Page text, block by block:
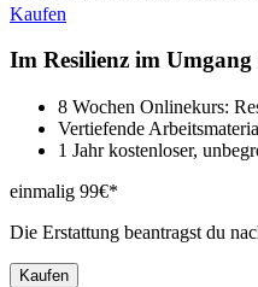
Kaufen
Im Resilienz im
8 Wochen Onlinekurs:
Vertiefende
1 Jahr kostenloser,
einmalig 99€*
Die Erstattung beantragst du
Kaufen